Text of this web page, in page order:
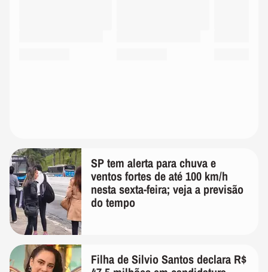
SP tem alerta para chuva e
ventos fortes de até 100 km/h
nesta sexta-feira; veja a previsão
do tempo
Filha de Silvio Santos declara R$